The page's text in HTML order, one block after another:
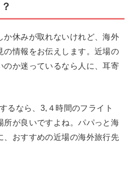
か休みが取れないけれど、海外
の情報をお伝えします。近場の
のか迷っているなら人に、耳寄
るなら、3,４時間のフライト
所が良いですよね。パパっと海
、おすすめの近場の海外旅行先